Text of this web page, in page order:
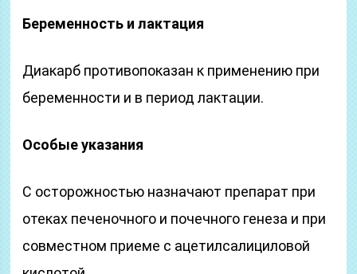
Беременность и лактация
Диакарб противопоказан к применению при
беременности и в период лактации.
Особые указания
С осторожностью назначают препарат при
отеках печеночного и почечного генеза и при
совместном приеме с ацетилсалициловой